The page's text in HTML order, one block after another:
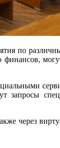
по
запросы
через